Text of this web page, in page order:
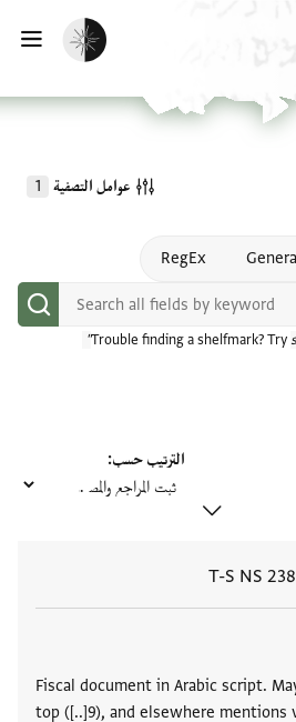
تفعيل الوضع المظلم
Open
RegEx
Trouble finding a shelfmark? Try
عوامل التصفية 1
الترتيب حسب
T-S NS
Fiscal document in Arabic script.
top ([..]9), and elsewhere mentions